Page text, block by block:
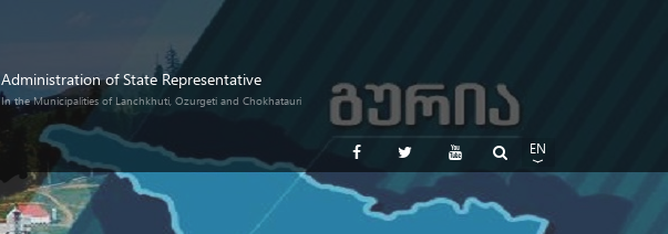
Administration of State Representative
In the Municipalities of Lanchkhuti, Ozurgeti and Chokhatauri
EN
RU